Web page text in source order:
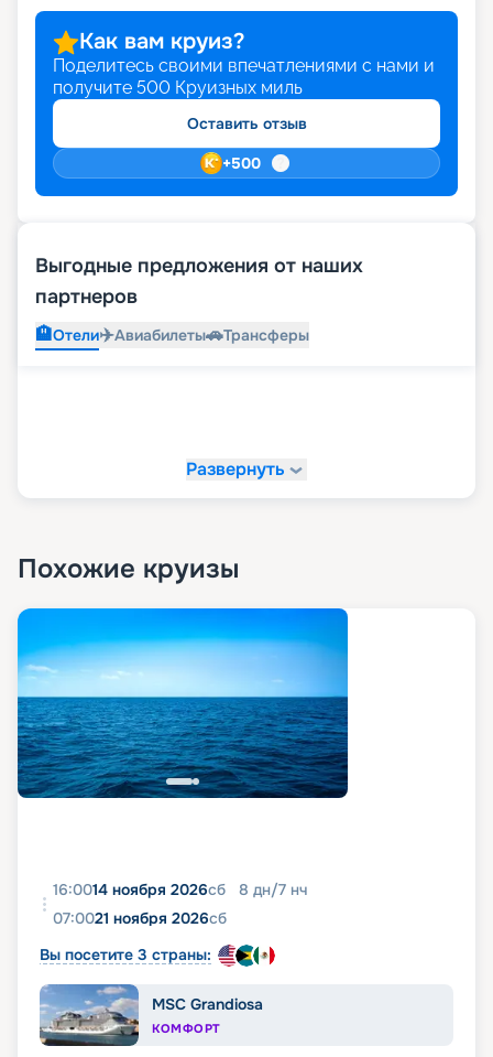
Как вам круиз?
Поделитесь своими впечатлениями с нами и
получите 500 Круизных миль
Оставить отзыв
+500
Выгодные предложения от наших
партнеров
🏨Отели✈️Авиабилеты🚗Трансферы
Развернуть
Похожие круизы
16:0014 ноября 2026сб 8 дн/7 нч
07:0021 ноября 2026сб
Вы посетите 3 страны:
MSC Grandiosa
КОМФОРТ